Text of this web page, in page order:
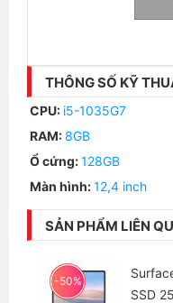
THÔNG SỐ KỸ
CPU: i5-1035G7
RAM:8GB
Ổ cứng:128GB
Màn hình:12,4 inch
SẢN PHẨM LIÊN
-50%
SSD